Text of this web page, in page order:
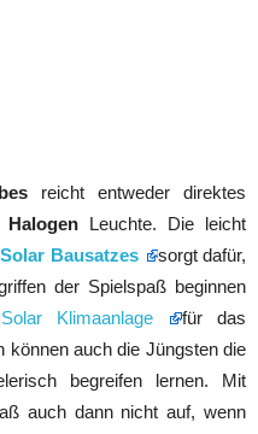
reicht entweder direktes
Halogen Leuchte. Die leicht
Bausatzes
sorgt dafür,
der Spielspaß beginnen
Solar Klimaanlage
für das
können auch die Jüngsten die
begreifen lernen. Mit
auch dann nicht auf, wenn